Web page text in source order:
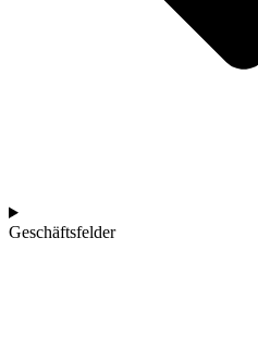
Geschäftsfelder